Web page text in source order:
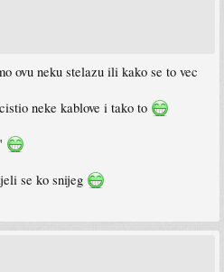
ovu neku stelazu ili kako se to vec
neke kablove i tako to
se ko snijeg